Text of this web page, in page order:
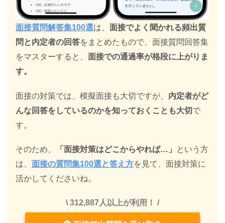
面接質問解答集100選は、 面接でよく聞かれる頻出質
問と内定者の回答をまとめたもので、面接質問回答集
をマスターすると、 面接での通過率が格段に上がりま
す。
面接の対策では、模擬面接も大切ですが、 内定者がど
んな回答をしているのかを知っておくことも大切 で
す。
そのため、 「面接対策はどこからやれば…」
という方
は、 面接の質問集100選と答え方を見て、面接対策に
活かしてくださいね。
\ 312,887人以上が利用！ /